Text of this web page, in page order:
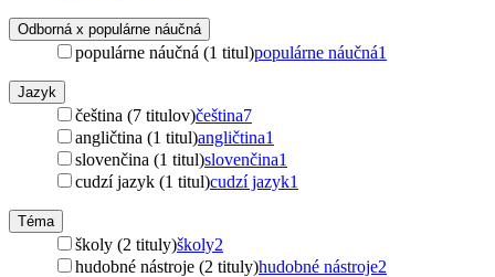
Odborná x populárne náučná
populárne náučná (1 titul)populárne náučná1
Jazyk
čeština (7 titulov)čeština7
angličtina (1 titul)angličtina1
slovenčina (1 titul)slovenčina1
cudzí jazyk (1 titul)cudzí jazyk1
Téma
školy (2 tituly)školy2
hudobné nástroje (2 tituly)hudobné nástroje2